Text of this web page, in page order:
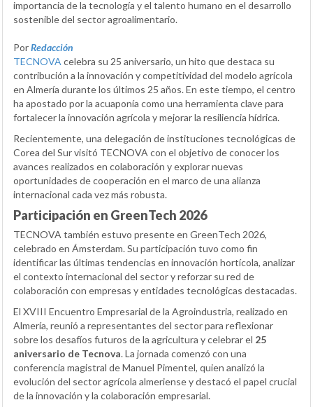
importancia de la tecnología y el talento humano en el desarrollo
sostenible del sector agroalimentario.
PorRedacción
TECNOVA celebra su 25 aniversario, un hito que destaca su
contribución a la innovación y competitividad del modelo agrícola
en Almería durante los últimos 25 años. En este tiempo, el centro
ha apostado por la acuaponía como una herramienta clave para
fortalecer la innovación agrícola y mejorar la resiliencia hídrica.
Recientemente, una delegación de instituciones tecnológicas de
Corea del Sur visitó TECNOVA con el objetivo de conocer los
avances realizados en colaboración y explorar nuevas
oportunidades de cooperación en el marco de una alianza
internacional cada vez más robusta.
Participación en GreenTech 2026
TECNOVA también estuvo presente en GreenTech 2026,
celebrado en Ámsterdam. Su participación tuvo como fin
identificar las últimas tendencias en innovación hortícola, analizar
el contexto internacional del sector y reforzar su red de
colaboración con empresas y entidades tecnológicas destacadas.
El XVIII Encuentro Empresarial de la Agroindustria, realizado en
Almería, reunió a representantes del sector para reflexionar
sobre los desafíos futuros de la agricultura y celebrar el 25
aniversario de Tecnova. La jornada comenzó con una
conferencia magistral de Manuel Pimentel, quien analizó la
evolución del sector agrícola almeriense y destacó el papel crucial
de la innovación y la colaboración empresarial.